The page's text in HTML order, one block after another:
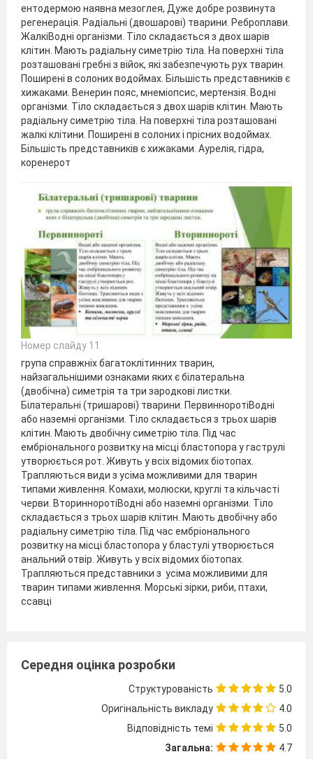
ентодермою наявна мезоглея, Дуже добре розвинута
регенерація. Радіальні (двошарові) тварини. Реброплави.
ЖалкіВодні організми. Тіло складається з двох шарів
клітин. Мають радіальну симетрію тіла. На поверхні тіла
розташовані гребні з війок, які забезпечують рух тварин.
Поширені в солоних водоймах. Більшість представників є
хижаками. Венерин пояс, мнеміопсис, мертензія. Водні
організми. Тіло складається з двох шарів клітин. Мають
радіальну симетрію тіла. На поверхні тіла розташовані
жалкі клітини. Поширені в солоних і прісних водоймах.
Більшість представників є хижаками. Аурелія, гідра,
коренерот
Номер слайду 11
група справжніх багатоклітинних тварин,
найзагальнішими ознаками яких є білатеральна
(двобічна) симетрія та три зародкові листки.
Білатеральні (тришарові) тварини. ПервинноротіВодні
або наземні організми. Тіло складається з трьох шарів
клітин. Мають двобічну симетрію тіла. Під час
ембріонального розвитку на місці бластопора у гаструлі
утворюється рот. Живуть у всіх відомих біотопах.
Трапляються види з усіма можливими для тварин
типами живлення. Комахи, молюски, круглі та кільчасті
черви. ВторинноротіВодні або наземні організми. Тіло
складається з трьох шарів клітин. Мають двобічну або
радіальну симетрію тіла. Під час ембріонального
розвитку на місці бластопора у бластулі утворюється
анальний отвір. Живуть у всіх відомих біотопах.
Трапляються представники з усіма можливими для
тварин типами живлення. Морські зірки, риби, птахи,
ссавці
Середня оцінка розробки
Структурованість
5.0
Оригінальність викладу
4.0
Відповідність темі
5.0
Загальна:
4.7